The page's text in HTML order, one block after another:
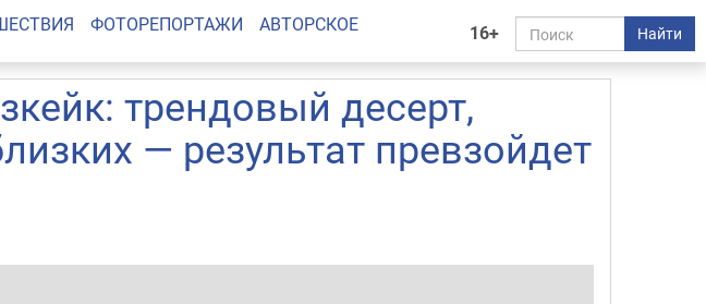
16+ Найти
ФОТОРЕПОРТАЖИ АВТОРСКОЕ
трендовый десерт,
— результат превзойдет